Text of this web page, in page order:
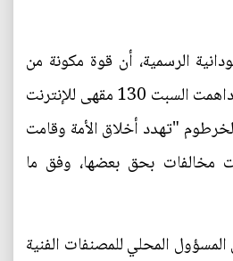
الرسمية، أن قوة مكونة من
جهاز الأمن والمخابرات داهمت السبت 130 مقهى للإنترنت
"تهدد أخلاق الأمة وقامت
مخالفات بحق بعضها، وفق ما
المحلي للمصنفات الفنية